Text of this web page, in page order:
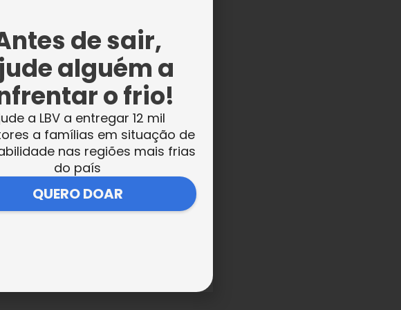
de sair,
alguém a
o frio!
a LBV a entregar 12 mil
a famílias em situação de
nas regiões mais frias
do país
QUERO DOAR